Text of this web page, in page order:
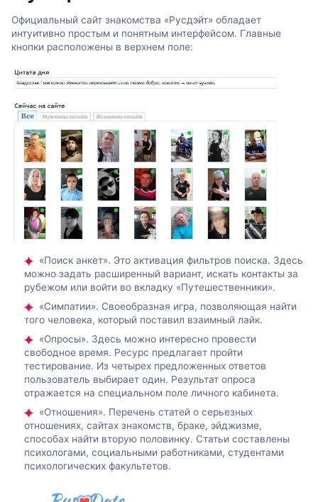
Официальный сайт знакомства «Русдэйт» обладает
интуитивно простым и понятным интерфейсом. Главные
кнопки расположены в верхнем поле:
«Поиск анкет». Это активация фильтров поиска. Здесь
можно задать расширенный вариант, искать контакты за
рубежом или войти во вкладку «Путешественники».
«Симпатии». Своеобразная игра, позволяющая найти
того человека, который поставил взаимный лайк.
«Опросы». Здесь можно интересно провести
свободное время. Ресурс предлагает пройти
тестирование. Из четырех предложенных ответов
пользователь выбирает один. Результат опроса
отражается на специальном поле личного кабинета.
«Отношения». Перечень статей о серьезных
отношениях, сайтах знакомств, браке, эйджизме,
способах найти вторую половинку. Статьи составлены
психологами, социальными работниками, студентами
психологических факультетов.